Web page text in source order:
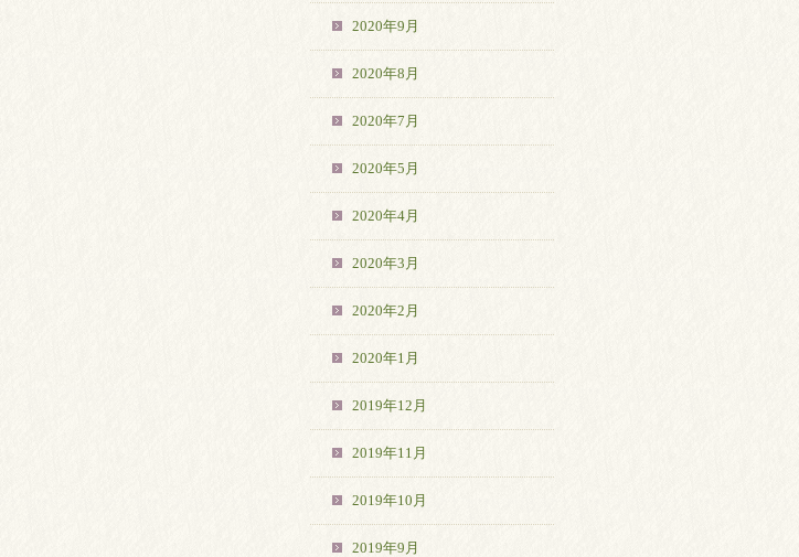
2020年9月
2020年8月
2020年7月
2020年5月
2020年4月
2020年3月
2020年2月
2020年1月
2019年12月
2019年11月
2019年10月
2019年9月